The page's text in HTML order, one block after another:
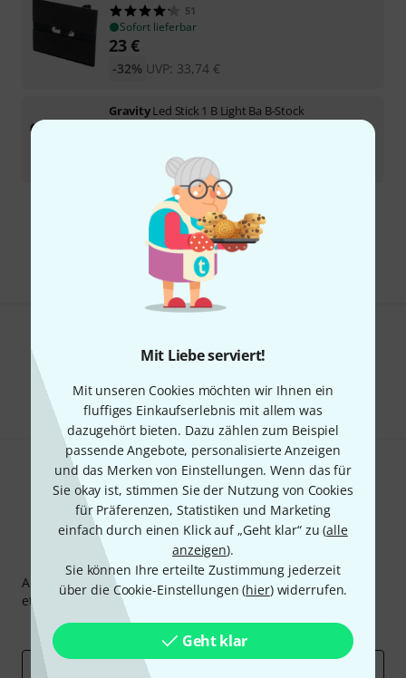
Mit Liebe serviert!
Mit unseren Cookies möchten wir Ihnen ein
fluffiges Einkaufserlebnis mit allem was
dazugehört bieten. Dazu zählen zum Beispiel
passende Angebote, personalisierte Anzeigen
und das Merken von Einstellungen. Wenn das für
Sie okay ist, stimmen Sie der Nutzung von Cookies
für Präferenzen, Statistiken und Marketing
einfach durch einen Klick auf „Geht klar“ zu (alle
anzeigen).
Sie können Ihre erteilte Zustimmung jederzeit
über die Cookie-Einstellungen (hier) widerrufen.
Geht klar
51
Sofort lieferbar
23€
UVP: 33,74 €
-32%
GravityLed Stick 1 B Light Ba B-Stock
Kostenloser Versand ab 29 €
Alle Preise inkl. MwSt.
Gefällt Ihnen, was Sie sehen?
Teilen Hilfe & Feedback
Thomann Newsletter
Abonniere den Thomann Newsletter und gewinne mit
etwas Glück einen von50 Gutscheinenüber jeweils50€
Inspirierende Beiträge
Deals Thomann Insights